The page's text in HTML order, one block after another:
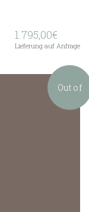
1.795,00€
Lieferung auf Anfrage
Out of